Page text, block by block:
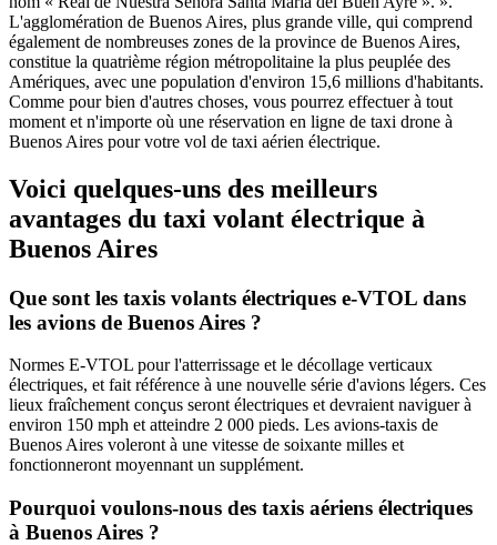
L'agglomération de Buenos Aires, plus grande ville, qui comprend
également de nombreuses zones de la province de Buenos Aires,
constitue la quatrième région métropolitaine la plus peuplée des
Amériques, avec une population d'environ 15,6 millions d'habitants.
Comme pour bien d'autres choses, vous pourrez effectuer à tout
moment et n'importe où une réservation en ligne de taxi drone à
Buenos Aires pour votre vol de taxi aérien électrique.
Voici quelques-uns des meilleurs
avantages du taxi volant électrique à
Buenos Aires
Que sont les taxis volants électriques e-VTOL dans
les avions de Buenos Aires ?
Normes E-VTOL pour l'atterrissage et le décollage verticaux
électriques, et fait référence à une nouvelle série d'avions légers. Ces
lieux fraîchement conçus seront électriques et devraient naviguer à
environ 150 mph et atteindre 2 000 pieds. Les avions-taxis de
Buenos Aires voleront à une vitesse de soixante milles et
fonctionneront moyennant un supplément.
Pourquoi voulons-nous des taxis aériens électriques
à Buenos Aires ?